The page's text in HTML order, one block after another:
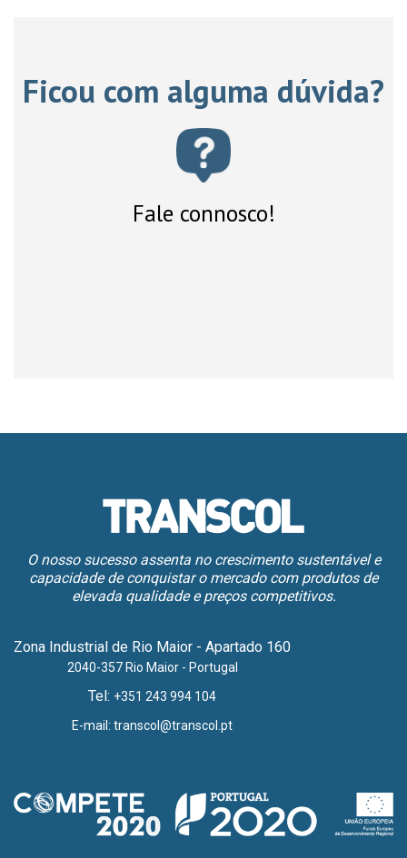
Ficou com alguma dúvida?
Fale connosco!
O nosso sucesso assenta no crescimento sustentável e
capacidade de conquistar o mercado com produtos de
elevada qualidade e preços competitivos.
Zona Industrial de Rio Maior - Apartado 160
2040-357 Rio Maior - Portugal
Tel: +351 243 994 104
E-mail: transcol@transcol.pt